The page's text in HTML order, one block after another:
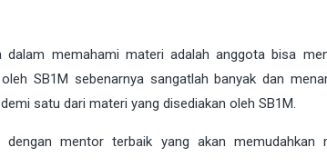
memahami materi adalah anggota bisa
SB1M sebenarnya sangatlah banyak dan
satu dari materi yang disediakan oleh SB1M.
mentor terbaik yang akan memudahkan